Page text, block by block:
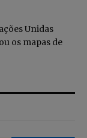
Unidas
os mapas de